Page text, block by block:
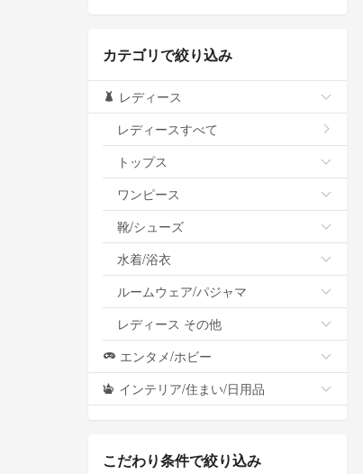
カテゴリで絞り込み
レディース
レディースすべて
トップス
ワンピース
靴/シューズ
水着/浴衣
ルームウェア/パジャマ
レディース その他
エンタメ/ホビー
インテリア/住まい/日用品
こだわり条件で絞り込み